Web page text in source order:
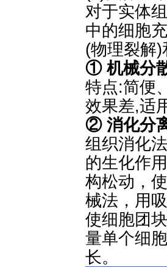
对于实体
中的细胞
(物理裂解
① 机械分
特点:简便
效果差,适
② 消化分
组织消化
的生化作
构松动，
械法，用
使细胞团
量单个细
长。